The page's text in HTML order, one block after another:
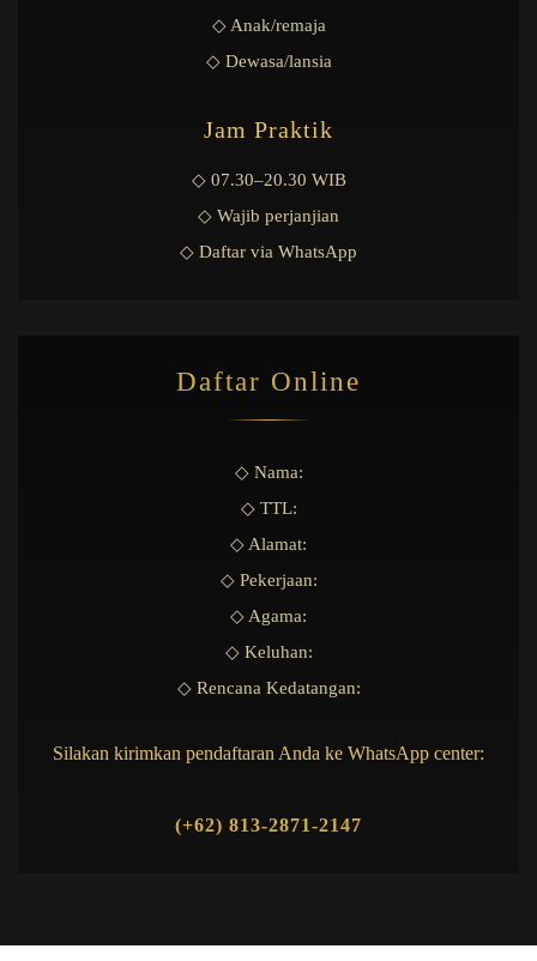
◇ Anak/remaja
◇ Dewasa/lansia
Jam Praktik
◇ 07.30–20.30 WIB
◇ Wajib perjanjian
◇ Daftar via WhatsApp
Daftar Online
◇ Nama:
◇ TTL:
◇ Alamat:
◇ Pekerjaan:
◇ Agama:
◇ Keluhan:
◇ Rencana Kedatangan:
Silakan kirimkan pendaftaran Anda ke WhatsApp center:
(+62) 813-2871-2147